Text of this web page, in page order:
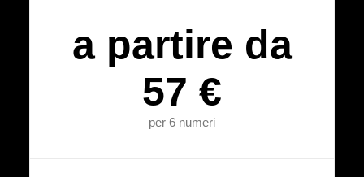
a partire da
57 €
per 6 numeri